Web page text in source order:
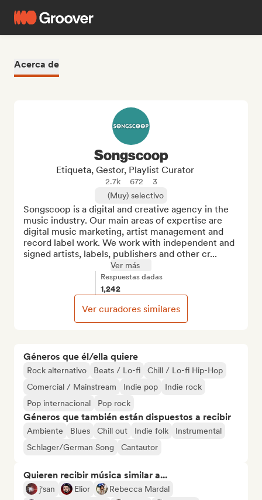
Acerca de
Géneros que él/ella quiere
Rock alternativo Beats / Lo-fi
Chill / Lo-fi Hip-Hop
Comercial / Mainstream
Indie pop
Indie rock
Pop internacional
Pop rock
Géneros que también están dispuestos a recibir
Ambiente Blues Chill out Indie folk
Instrumental
Schlager/German Song
Cantautor
Quieren recibir música similar a...
j'san Elior
Rebecca Mardal
Songscoop
Etiqueta, Gestor, Playlist Curator
2.7k 672
3
(Muy) selectivo
Songscoop is a digital and creative agency in the
music industry. Our main areas of expertise are
digital music marketing, artist management and
record label work. We work with independent and
signed artists, labels, publishers and other cr...
Ver más
Respuestas dadas
1,242
Ver curadores similares